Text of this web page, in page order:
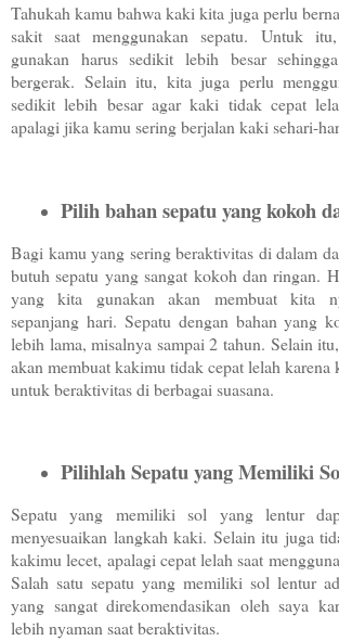
Tahukah kamu bahwa kaki kita juga perlu
sakit saat menggunakan sepatu. Untuk
gunakan harus sedikit lebih besar
bergerak. Selain itu, kita juga perlu
sedikit lebih besar agar kaki tidak cepat
apalagi jika kamu sering berjalan kaki sehari-
Pilih bahan sepatu yang kokoh
Bagi kamu yang sering beraktivitas di dalam
butuh sepatu yang sangat kokoh dan ringan.
yang kita gunakan akan membuat kita
sepanjang hari. Sepatu dengan bahan yang
lebih lama, misalnya sampai 2 tahun. Selain
akan membuat kakimu tidak cepat lelah
untuk beraktivitas di berbagai suasana.
Pilihlah Sepatu yang Memiliki
Sepatu yang memiliki sol yang lentur
menyesuaikan langkah kaki. Selain itu juga
kakimu lecet, apalagi cepat lelah saat
Salah satu sepatu yang memiliki sol lentur
yang sangat direkomendasikan oleh saya
lebih nyaman saat beraktivitas.